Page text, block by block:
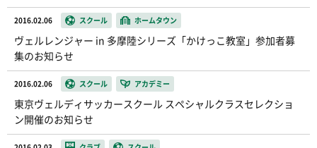
2016.02.06 スクール ホームタウン
ヴェルレンジャー in 多摩陸シリーズ「かけっこ教室」参加者募
集のお知らせ
2016.02.06 スクール アカデミー
東京ヴェルディサッカースクール スペシャルクラスセレクショ
ン開催のお知らせ